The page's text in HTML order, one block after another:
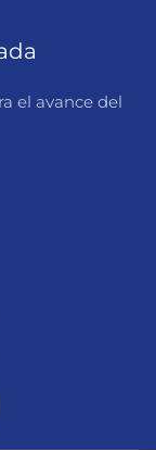
el avance del